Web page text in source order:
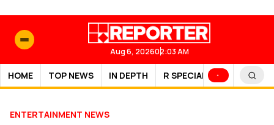
Aug 6, 202602:03 AM
HOME TOP NEWS IN DEPTH R SPECIAL SPORTS
ENTERTAINMENT NEWS